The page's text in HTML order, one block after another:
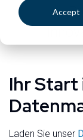
Accept
Ihr Start
Laden Sie unser